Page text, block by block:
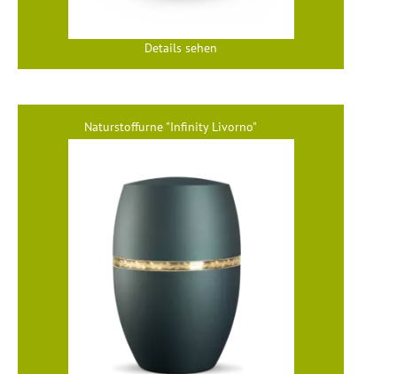
Details sehen
Naturstoffurne "Infinity Livorno"